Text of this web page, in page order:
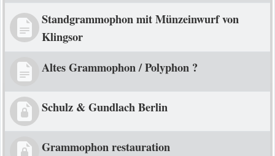
Standgrammophon mit Münzeinwurf von
Klingsor
Altes Grammophon / Polyphon ?
Schulz & Gundlach Berlin
Grammophon restauration